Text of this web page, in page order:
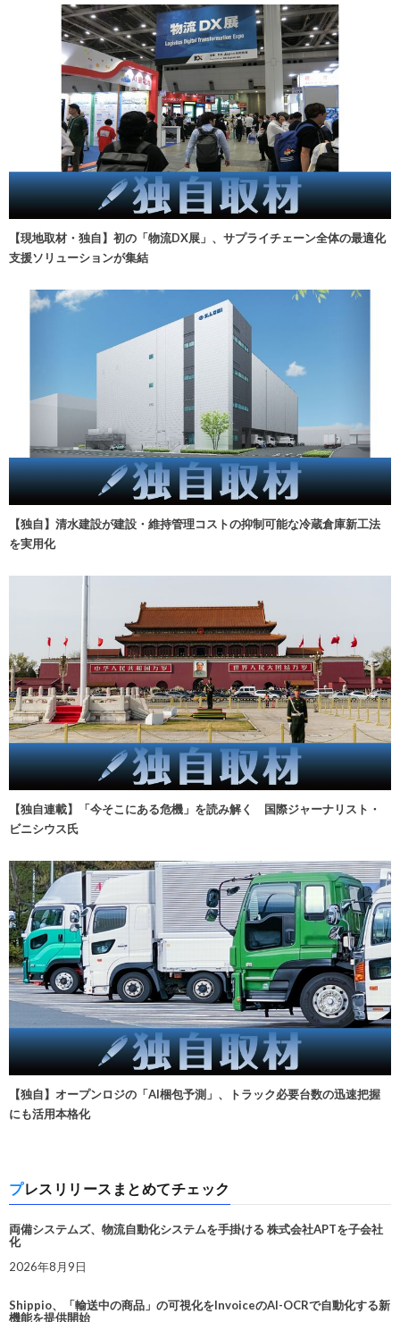
【現地取材・独自】初の「物流DX展」、サプライチェーン全体の最適化
支援ソリューションが集結
【独自】清水建設が建設・維持管理コストの抑制可能な冷蔵倉庫新工法
を実用化
【独自連載】「今そこにある危機」を読み解く 国際ジャーナリスト・
ビニシウス氏
【独自】オープンロジの「AI梱包予測」、トラック必要台数の迅速把握
にも活用本格化
プレスリリースまとめてチェック
両備システムズ、物流自動化システムを手掛ける 株式会社APTを子会社
化
2026年8月9日
Shippio、「輸送中の商品」の可視化をInvoiceのAI-OCRで自動化する新
機能を提供開始